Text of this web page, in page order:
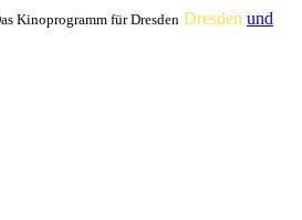
Kinoprogramm für Dresden Dresden und